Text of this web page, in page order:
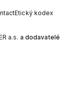
Etický kodex
a.s. a dodavatelé